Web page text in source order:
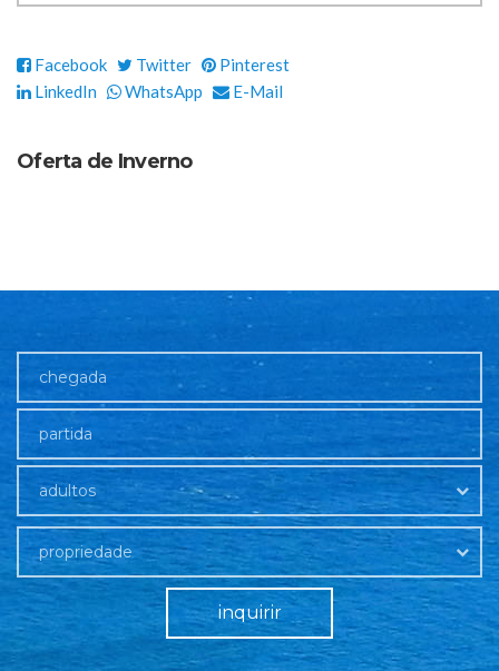
Facebook Twitter
Pinterest
LinkedIn
WhatsApp E-Mail
Oferta de Inverno
adultos
propriedade
inquirir